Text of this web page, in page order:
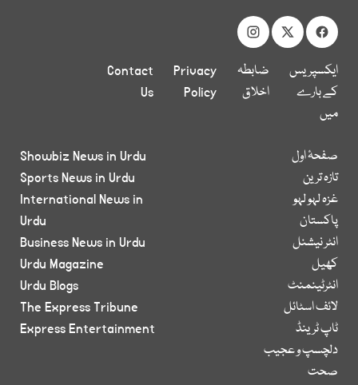
ایکسپریس
کے بارے
میں
ضابطہ
اخلاق
Privacy
Policy
Contact
Us
صفحۂ اول
تازہ ترین
غزہ لہو لہو
پاکستان
انٹر نیشنل
کھیل
انٹرٹینمنٹ
لائف اسٹائل
ٹاپ ٹرینڈ
دلچسپ و عجیب
صحت
Showbiz News in Urdu
Sports News in Urdu
International News in
Urdu
Business News in Urdu
Urdu Magazine
Urdu Blogs
The Express Tribune
Express Entertainment